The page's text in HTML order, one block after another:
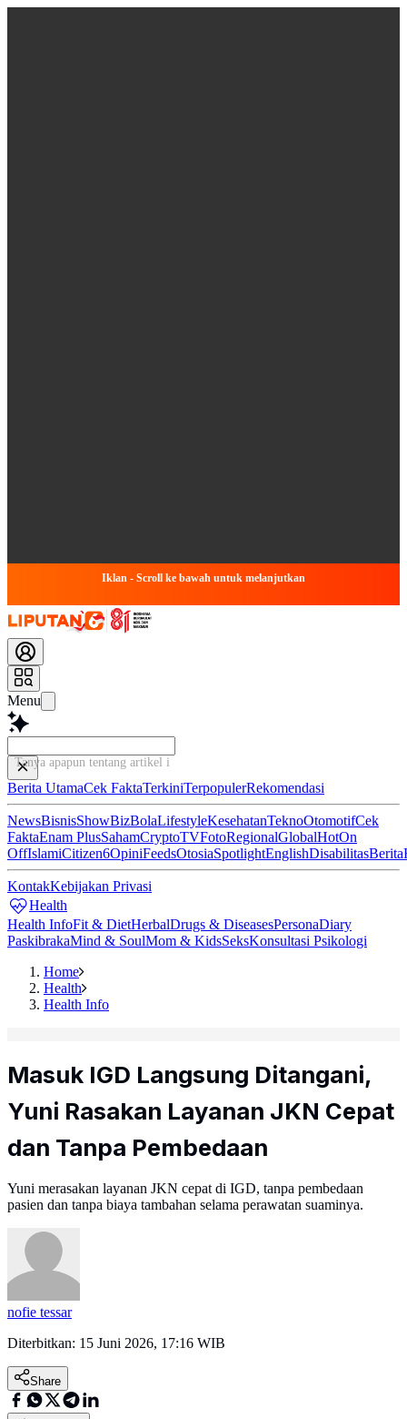
Iklan - Scroll ke bawah untuk melanjutkan
Menu
Tanya apapun tentang artikel ini...
Berita UtamaCek FaktaTerkiniTerpopulerRekomendasi
NewsBisnisShowBizBolaLifestyleKesehatanTeknoOtomotifCek
FaktaEnam PlusSahamCryptoTVFotoRegionalGlobalHotOn
OffIslamiCitizen6OpiniFeedsOtosiaSpotlightEnglishDisabilitasBerita
KontakKebijakan Privasi
Health
Health InfoFit & DietHerbalDrugs & DiseasesPersonaDiary
PaskibrakaMind & SoulMom & KidsSeksKonsultasi Psikologi
Home
Health
Health Info
Masuk IGD Langsung Ditangani,
Yuni Rasakan Layanan JKN Cepat
dan Tanpa Pembedaan
Yuni merasakan layanan JKN cepat di IGD, tanpa pembedaan
pasien dan tanpa biaya tambahan selama perawatan suaminya.
nofie tessar
Diterbitkan: 15 Juni 2026, 17:16 WIB
Share